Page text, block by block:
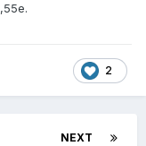
2
NEXT